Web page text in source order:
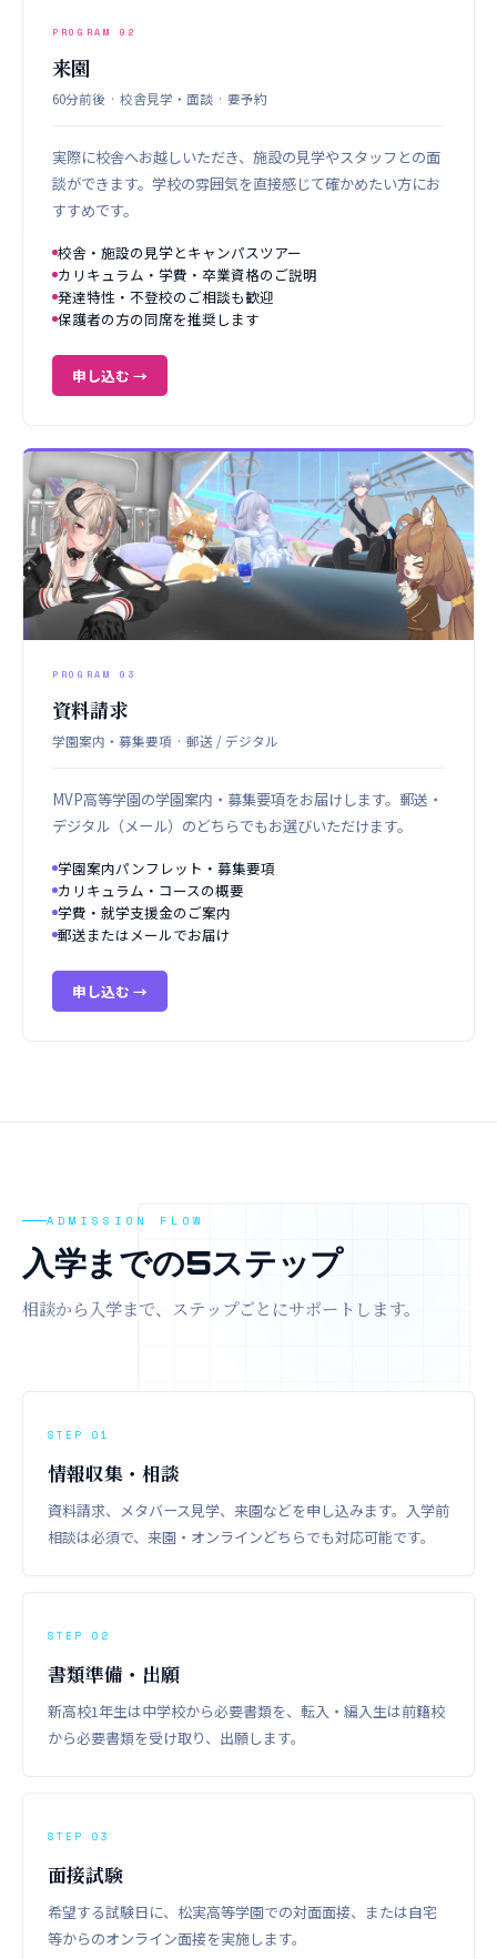
PROGRAM 02
来園
60分前後 · 校舎見学・面談 · 要予約
実際に校舎へお越しいただき、施設の見学やスタッフとの面
談ができます。学校の雰囲気を直接感じて確かめたい方にお
すすめです。
校舎・施設の見学とキャンパスツアー
カリキュラム・学費・卒業資格のご説明
発達特性・不登校のご相談も歓迎
保護者の方の同席を推奨します
申し込む →
PROGRAM 03
資料請求
学園案内・募集要項 · 郵送 / デジタル
MVP高等学園の学園案内・募集要項をお届けします。郵送・
デジタル（メール）のどちらでもお選びいただけます。
学園案内パンフレット・募集要項
カリキュラム・コースの概要
学費・就学支援金のご案内
郵送またはメールでお届け
申し込む →
ADMISSION FLOW
入学までの5ステップ
相談から入学まで、ステップごとにサポートします。
STEP 01
情報収集・相談
資料請求、メタバース見学、来園などを申し込みます。入学前
相談は必須で、来園・オンラインどちらでも対応可能です。
STEP 02
書類準備・出願
新高校1年生は中学校から必要書類を、転入・編入生は前籍校
から必要書類を受け取り、出願します。
STEP 03
面接試験
希望する試験日に、松実高等学園での対面面接、または自宅
等からのオンライン面接を実施します。